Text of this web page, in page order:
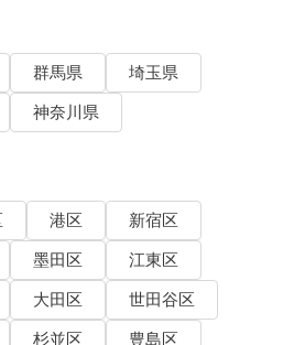
群馬県
埼玉県
神奈川県
港区
新宿区
墨田区
江東区
大田区
世田谷区
杉並区
豊島区